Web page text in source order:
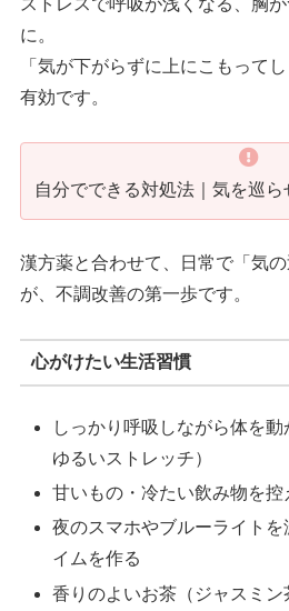
ストレスで呼吸が浅くなる、胸
に。
「気が下がらずに上にこもって
有効です。
自分でできる対処法｜気を巡
漢方薬と合わせて、日常で「気
が、不調改善の第一歩です。
心がけたい生活習慣
しっかり呼吸しながら体を動
ゆるいストレッチ）
甘いもの・冷たい飲み物を控
夜のスマホやブルーライト
イムを作る
香りのよいお茶（ジャスミ